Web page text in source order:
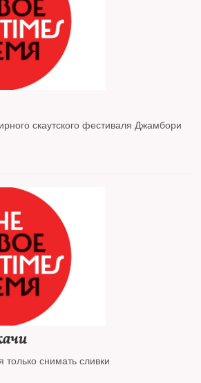
скаутского фестиваля Джамбори
снимать сливки